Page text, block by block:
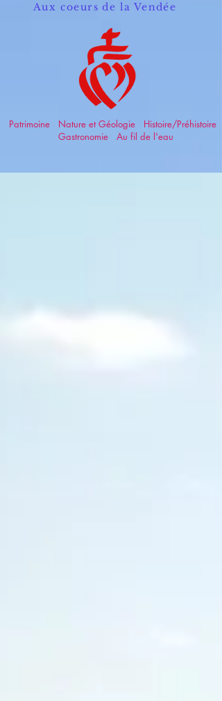
Aux coeurs de la Vendée
Patrimoine Nature et Géologie Histoire/Préhistoire
Gastronomie Au fil de l'eau